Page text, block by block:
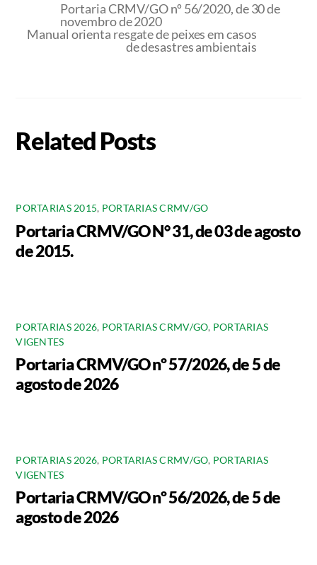
Portaria CRMV/GO nº 56/2020, de 30 de
novembro de 2020
Manual orienta resgate de peixes em casos
de desastres ambientais
Related Posts
PORTARIAS 2015, PORTARIAS CRMV/GO
Portaria CRMV/GO N° 31, de 03 de agosto
de 2015.
PORTARIAS 2026, PORTARIAS CRMV/GO, PORTARIAS
VIGENTES
Portaria CRMV/GO nº 57/2026, de 5 de
agosto de 2026
PORTARIAS 2026, PORTARIAS CRMV/GO, PORTARIAS
VIGENTES
Portaria CRMV/GO nº 56/2026, de 5 de
agosto de 2026